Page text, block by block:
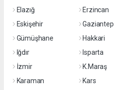
Elazığ
Erzincan
Eskişehir
Gaziantep
Gümüşhane
Hakkari
Iğdır
Isparta
İzmir
K.Maraş
Karaman
Kars